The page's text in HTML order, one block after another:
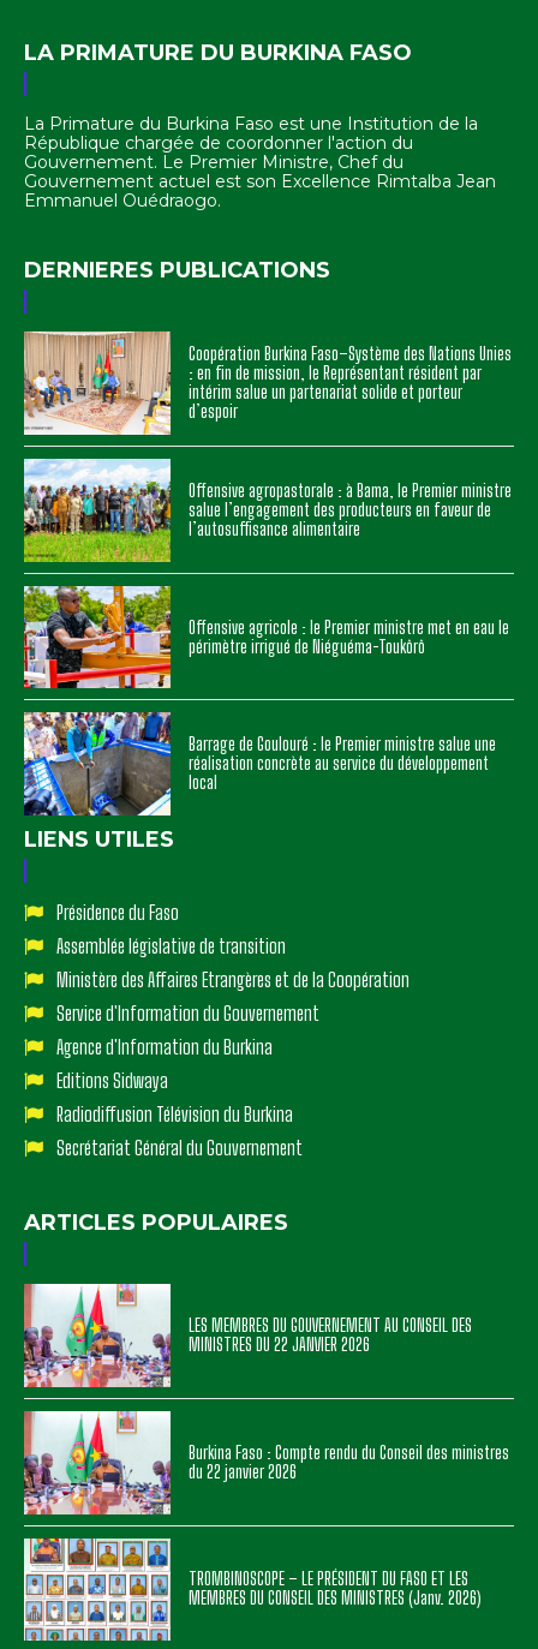
LA PRIMATURE DU BURKINA FASO
La Primature du Burkina Faso est une Institution de la
République chargée de coordonner l'action du
Gouvernement. Le Premier Ministre, Chef du
Gouvernement actuel est son Excellence Rimtalba Jean
Emmanuel Ouédraogo.
DERNIERES PUBLICATIONS
Coopération Burkina Faso–Système des Nations Unies
: en fin de mission, le Représentant résident par
intérim salue un partenariat solide et porteur
d’espoir
Offensive agropastorale : à Bama, le Premier ministre
salue l’engagement des producteurs en faveur de
l’autosuffisance alimentaire
Offensive agricole : le Premier ministre met en eau le
périmètre irrigué de Niéguéma-Toukôrô
Barrage de Goulouré : le Premier ministre salue une
réalisation concrète au service du développement
local
LIENS UTILES
Présidence du Faso
Assemblée législative de transition
Ministère des Affaires Etrangères et de la Coopération
Service d'Information du Gouvernement
Agence d'Information du Burkina
Editions Sidwaya
Radiodiffusion Télévision du Burkina
Secrétariat Général du Gouvernement
ARTICLES POPULAIRES
LES MEMBRES DU GOUVERNEMENT AU CONSEIL DES
MINISTRES DU 22 JANVIER 2026
Burkina Faso : Compte rendu du Conseil des ministres
du 22 janvier 2026
TROMBINOSCOPE – LE PRÉSIDENT DU FASO ET LES
MEMBRES DU CONSEIL DES MINISTRES (Janv. 2026)